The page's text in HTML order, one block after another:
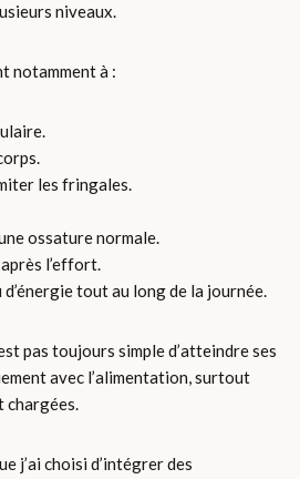
niveaux.
notamment à :
les fringales.
ossature normale.
l’effort.
tout au long de la journée.
pas toujours simple d’atteindre ses
avec l’alimentation, surtout
chargées.
j’ai choisi d’intégrer des